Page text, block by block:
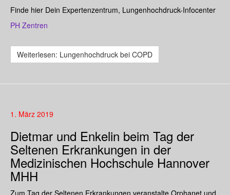
Finde hier Dein Expertenzentrum, Lungenhochdruck-Infocenter
PH Zentren
Weiterlesen: Lungenhochdruck bei COPD
1. März 2019
Dietmar und Enkelin beim Tag der
Seltenen Erkrankungen in der
Medizinischen Hochschule Hannover
MHH
Zum Tag der Seltenen Erkrankungen veranstalte Orphanet und